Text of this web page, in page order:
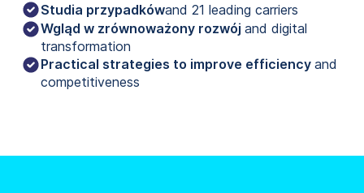
Studia przypadkówand 21 leading carriers
Wgląd w zrównoważony rozwój and digital
transformation
Practical strategies to improve efficiency and
competitiveness